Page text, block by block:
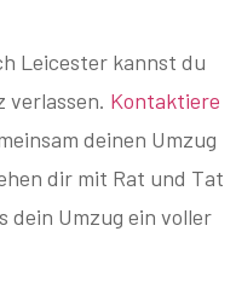
Leicester kannst du
verlassen. Kontaktiere
deinen Umzug
dir mit Rat und Tat
dein Umzug ein voller